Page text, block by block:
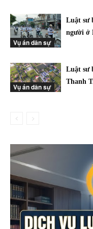
Vụ án dân sự
Luật sư
người ở
Vụ án dân sự
Luật sư
Thanh